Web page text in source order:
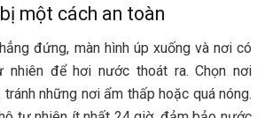
một cách an toàn
đứng, màn hình úp xuống và nơi có
nhiên để hơi nước thoát ra. Chọn nơi
những nơi ẩm thấp hoặc quá nóng.